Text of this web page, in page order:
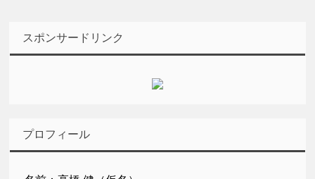
スポンサードリンク
プロフィール